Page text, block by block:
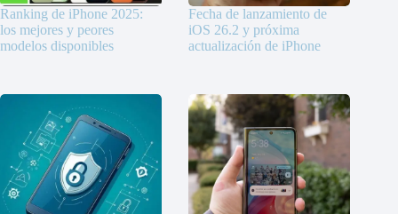
Ranking de iPhone 2025:
los mejores y peores
modelos disponibles
Fecha de lanzamiento de
iOS 26.2 y próxima
actualización de iPhone